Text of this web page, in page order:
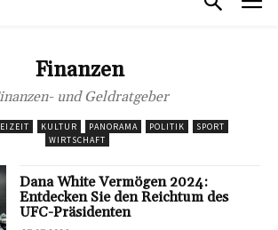
Finanzen
und Geldratgeber
KULTUR PANORAMA POLITIK
SPORT
WIRTSCHAFT
Dana White Vermögen 2024:
Entdecken Sie den Reichtum des
UFC-Präsidenten